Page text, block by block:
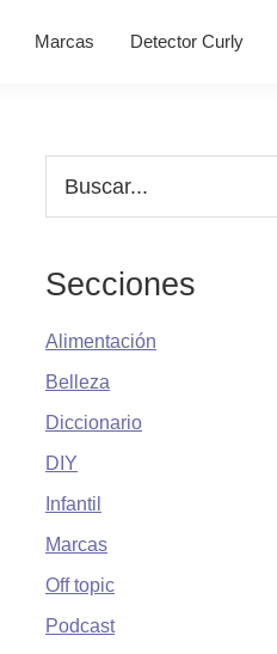
Marcas Detector Curly
Barra
lateral
Secciones
Alimentación
Belleza
Diccionario
DIY
Infantil
Marcas
Off topic
Podcast